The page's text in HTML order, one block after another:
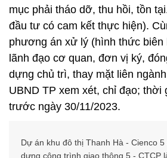
mục phải tháo dỡ, thu hồi, tồn
đầu tư có cam kết thực hiện).
phương án xử lý (hình thức biên
lãnh đạo cơ quan, đơn vị ký,
dựng chủ trì, thay mặt liên
UBND TP xem xét, chỉ đạo; thời
trước ngày 30/11/2023.
Dự án khu đô thị Thanh Hà - Cienco
dựng công trình giao thông 5 - CTCP